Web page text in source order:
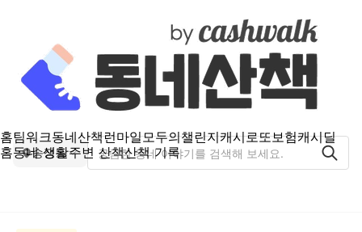
홈팀워크동네산책런마일모두의챌린지캐시로또보험캐시딜
홈동네 생활주변 산책산책 기록
송정동